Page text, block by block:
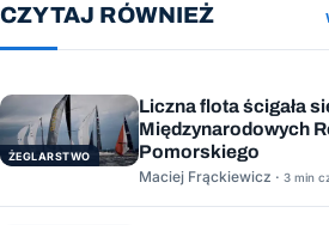
CZYTAJ RÓWNIEŻ
ŻEGLARSTWO
Liczna flota ścigała
Międzynarodowych
Pomorskiego
Maciej Frąckiewicz · 3 min